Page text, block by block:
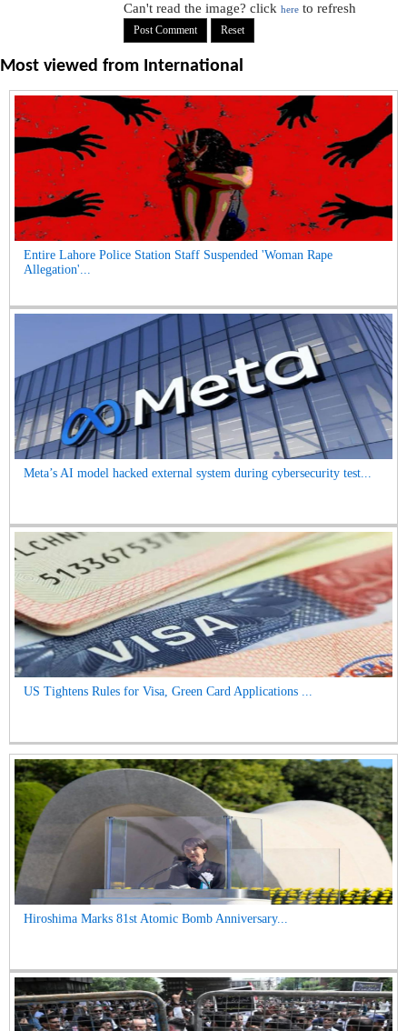
Can't read the image? clickhere to refresh
Most viewed from International
Entire Lahore Police Station Staff Suspended 'Woman Rape
Allegation'...
Meta’s AI model hacked external system during cybersecurity test...
US Tightens Rules for Visa, Green Card Applications ...
Hiroshima Marks 81st Atomic Bomb Anniversary...